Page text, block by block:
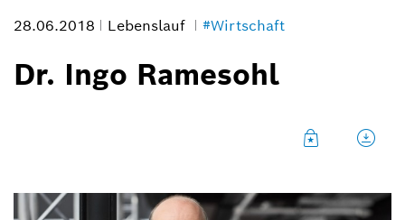
28.06.2018 Lebenslauf #Wirtschaft
Dr. Ingo Ramesohl